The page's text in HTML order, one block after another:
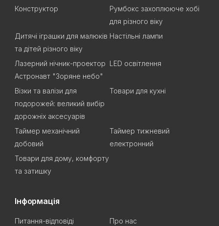
Конструктор
Румбокс захоплююче хобі
для різного віку
Дитячі іграшки для малюків
та дітей різного віку
Настільні лампи
Лазерний нічник-проектор
Астронавт "Зоряне небо"
LED освітлення
Візки та валізи для
подорожей: великий вибір
дорожніх аксесуарів
Товари для кухні
Таймер механічний
добовий
Таймер тижневий
електронний
Товари для дому, комфорту
та затишку
Інформація
Питання-відповіді
Про нас